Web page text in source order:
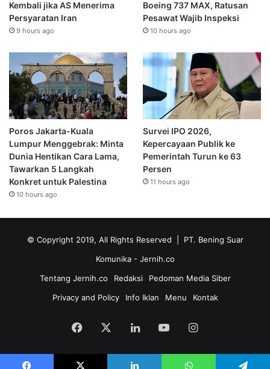
Kembali jika AS Menerima
Persyaratan Iran
9 hours ago
Boeing 737 MAX, Ratusan
Pesawat Wajib Inspeksi
10 hours ago
Poros Jakarta-Kuala
Lumpur Menggebrak: Minta
Dunia Hentikan Cara Lama,
Tawarkan 5 Langkah
Konkret untuk Palestina
10 hours ago
Survei IPO 2026,
Kepercayaan Publik ke
Pemerintah Turun ke 63
Persen
11 hours ago
© Copyright 2019, All Rights Reserved | PT. Bening Suar
Komunika - Jernih.co
Tentang Jernih.co
Redaksi
Pedoman Media Siber
Privacy and Policy
Info Iklan Menu Kontak
Facebook LinkedInYouTubeInstagram